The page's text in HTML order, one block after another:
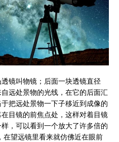
镜叫物镜；后面一块透镜直径
远处景物的光线，在它的后面汇
把远处景物一下子移近到成像的
目镜的前焦点处，这样对着目镜
，可以看到一个放大了许多倍的
在望远镜里看来就仿佛近在眼前